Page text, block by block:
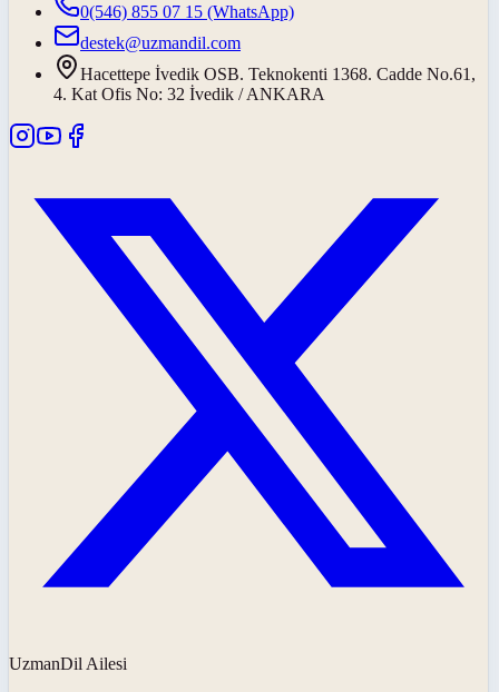
0(546) 855 07 15 (WhatsApp)
destek@uzmandil.com
Hacettepe İvedik OSB. Teknokenti 1368. Cadde No.61,
4. Kat Ofis No: 32 İvedik / ANKARA
UzmanDil Ailesi